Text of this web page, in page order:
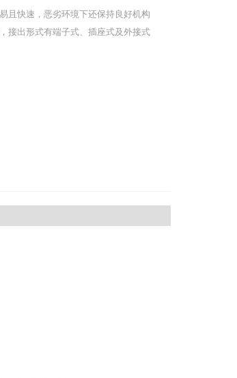
且快速，恶劣环境下还保持良好机构
接出形式有端子式、插座式及外接式